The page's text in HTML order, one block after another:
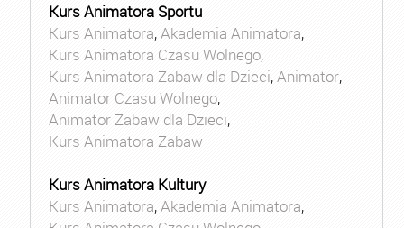
Kurs Animatora Sportu
Kurs Animatora,Akademia Animatora,
Kurs Animatora Czasu Wolnego,
Kurs Animatora Zabaw dla Dzieci,Animator,
Animator Czasu Wolnego,
Animator Zabaw dla Dzieci,
Kurs Animatora Zabaw
Kurs Animatora Kultury
Kurs Animatora,Akademia Animatora,